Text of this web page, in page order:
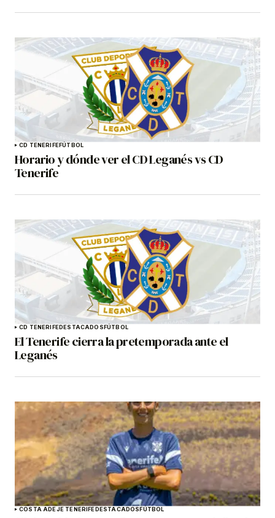
CD TENERIFEFÚTBOL
Horario y dónde ver el CD Leganés vs CD
Tenerife
CD TENERIFEDESTACADOSFÚTBOL
El Tenerife cierra la pretemporada ante el
Leganés
COSTA ADEJE TENERIFEDESTACADOSFÚTBOL